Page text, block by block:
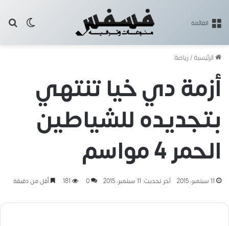
القائمة
الرئيسية/رياضة
أزمة دي خيا تنتهي
بتجديده للشياطين
الحمر 4 مواسم
11 سبتمبر، 2015 آخر تحديث: 11 سبتمبر، 2015 0
181 أقل من دقيقة